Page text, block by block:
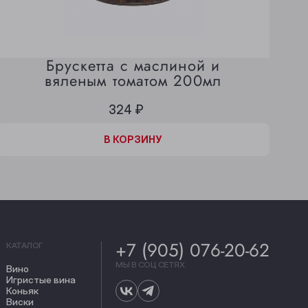
Брускетта с маслиной и
вяленым томатом 200мл
324 ₽
В КОРЗИНУ
В КОРЗИНЕ
КАТАЛОГ
Вино
Игристые вина
Коньяк
Виски
+7 (905) 076-20-62
МЫ В СОЦ СЕТЯХ